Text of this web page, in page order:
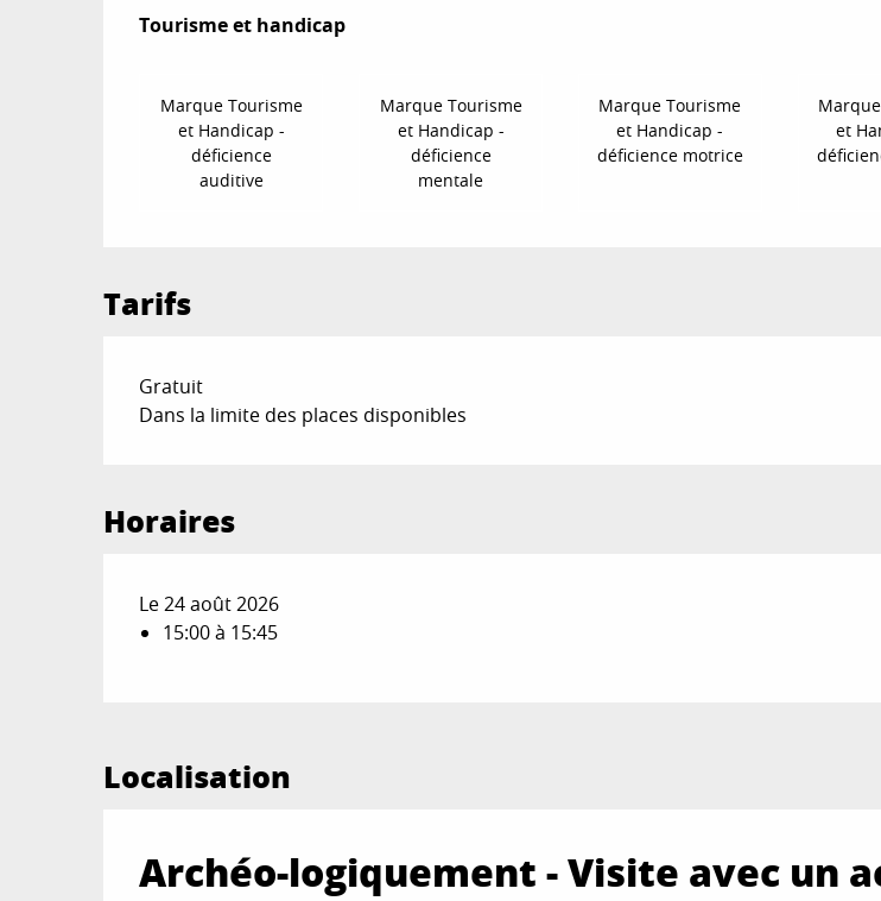
Tourisme et handicap
Tourisme et handicap
Marque Tourisme
et Handicap -
déficience
auditive
Marque Tourisme
et Handicap -
déficience
mentale
Marque Tourisme
et Handicap -
déficience motrice
et
Tarifs
Gratuit
Dans la limite des places disponibles
Horaires
Le 24 août 2026
15:00 à 15:45
Localisation
Archéo-logiquement - Visite avec un